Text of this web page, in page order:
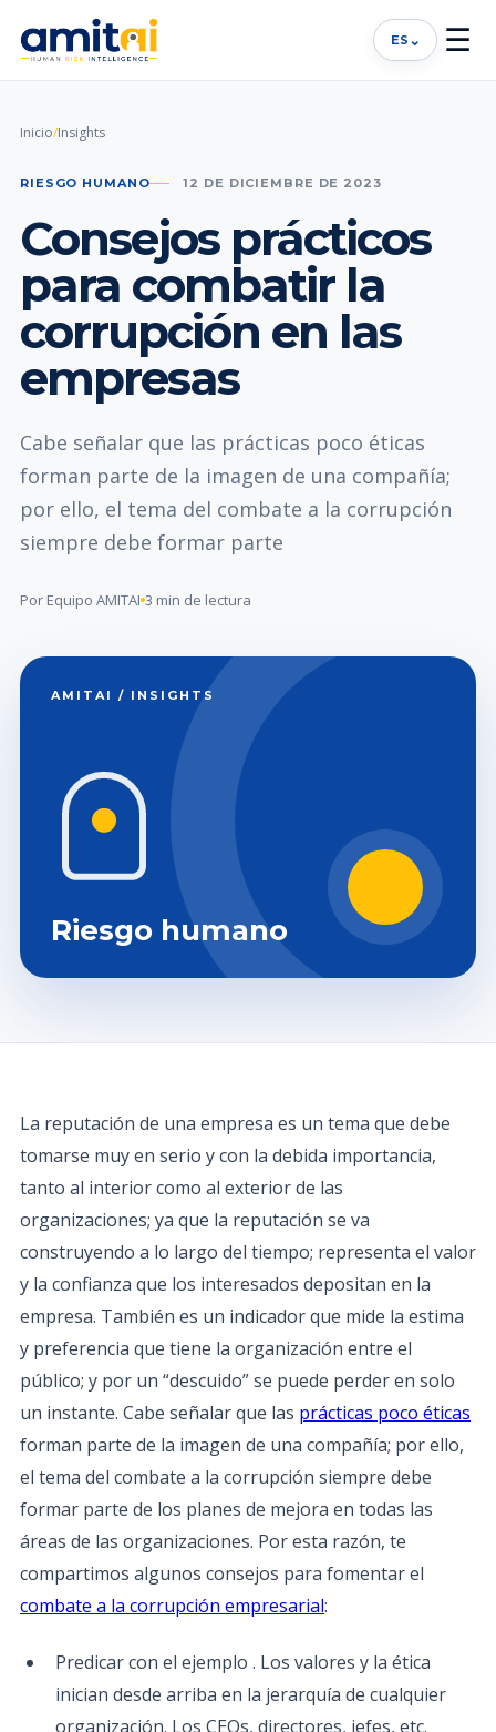
ES ⌄ ☰
Inicio/Insights
RIESGO HUMANO 12 DE DICIEMBRE DE 2023
Consejos prácticos
para combatir la
corrupción en las
empresas
Cabe señalar que las prácticas poco éticas
forman parte de la imagen de una compañía;
por ello, el tema del combate a la corrupción
siempre debe formar parte
Por Equipo AMITAI 3 min de lectura
AMITAI / INSIGHTS
Riesgo humano
La reputación de una empresa es un tema que debe
tomarse muy en serio y con la debida importancia,
tanto al interior como al exterior de las
organizaciones; ya que la reputación se va
construyendo a lo largo del tiempo; representa el valor
y la confianza que los interesados depositan en la
empresa. También es un indicador que mide la estima
y preferencia que tiene la organización entre el
público; y por un “descuido” se puede perder en solo
un instante. Cabe señalar que las prácticas poco éticas
forman parte de la imagen de una compañía; por ello,
el tema del combate a la corrupción siempre debe
formar parte de los planes de mejora en todas las
áreas de las organizaciones. Por esta razón, te
compartimos algunos consejos para fomentar el
combate a la corrupción empresarial:
Predicar con el ejemplo . Los valores y la ética
inician desde arriba en la jerarquía de cualquier
organización. Los CEOs, directores, jefes, etc.